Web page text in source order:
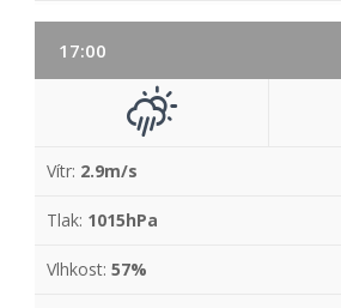
17:00
Vítr: 2.9m/s
Tlak: 1015hPa
Vlhkost: 57%